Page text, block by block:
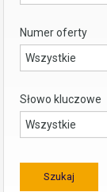
Numer oferty
Słowo kluczowe